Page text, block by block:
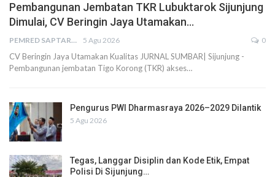
Pembangunan Jembatan TKR Lubuktarok Sijunjung
Dimulai, CV Beringin Jaya Utamakan…
PEMRED SAPTARIUS 5 Agu 2026 0
CV Beringin Jaya Utamakan Kualitas JURNAL SUMBAR| Sijunjung -
Pembangunan jembatan Tigo Korong (TKR) akses…
Pengurus PWI Dharmasraya 2026–2029 Dilantik
5 Agu 2026
Tegas, Langgar Disiplin dan Kode Etik, Empat
Polisi Di Sijunjung…